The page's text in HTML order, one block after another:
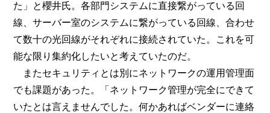
た」と櫻井氏。各部門システムに直接繋がっている回
線、サーバー室のシステムに繋がっている回線、合わせ
て数十の光回線がそれぞれに接続されていた。これを可
能な限り集約化したいと考えていたのだ。
またセキュリティとは別にネットワークの運用管理面
でも課題があった。「ネットワーク管理が完全にできて
いたとは言えませんでした。何かあればベンダーに連絡